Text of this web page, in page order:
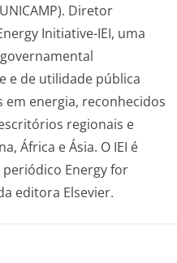
Diretor
Initiative-IEI, uma
e de utilidade pública
energia, reconhecidos
regionais e
África e Ásia. O IEI é
Energy for
editora Elsevier.